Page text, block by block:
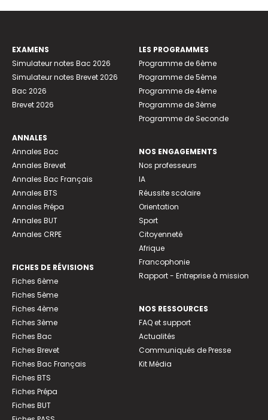
EXAMENS
Simulateur notes Bac 2026
Simulateur notes Brevet 2026
Bac 2026
Brevet 2026
ANNALES
Annales Bac
Annales Brevet
Annales Bac Français
Annales BTS
Annales Prépa
Annales BUT
Annales CRPE
FICHES DE RÉVISIONS
Fiches 6ème
Fiches 5ème
Fiches 4ème
Fiches 3ème
Fiches Bac
Fiches Brevet
Fiches Bac Français
Fiches BTS
Fiches Prépa
Fiches BUT
LES PROGRAMMES
Programme de 6ème
Programme de 5ème
Programme de 4ème
Programme de 3ème
Programme de Seconde
NOS ENGAGEMENTS
Nos professeurs
IA
Réussite scolaire
Orientation
Sport
Citoyenneté
Afrique
Francophonie
Rapport - Entreprise à mission
NOS RESSOURCES
FAQ et support
Actualités
Communiqués de Presse
Kit Média